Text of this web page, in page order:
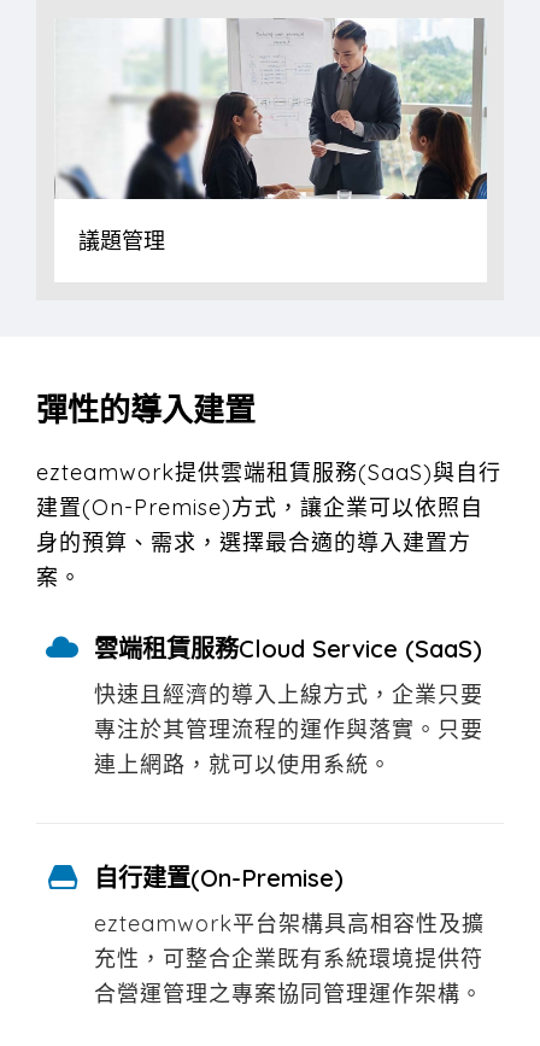
議題管理
彈性的導入建置
ezteamwork提供雲端租賃服務(SaaS)與自行
建置(On-Premise)方式，讓企業可以依照自
身的預算、需求，選擇最合適的導入建置方
案。
雲端租賃服務Cloud Service (SaaS)
快速且經濟的導入上線方式，企業只要
專注於其管理流程的運作與落實。只要
連上網路，就可以使用系統。
自行建置(On-Premise)
ezteamwork平台架構具高相容性及擴
充性，可整合企業既有系統環境提供符
合營運管理之專案協同管理運作架構。